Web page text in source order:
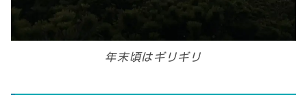
年末頃はギリギリ